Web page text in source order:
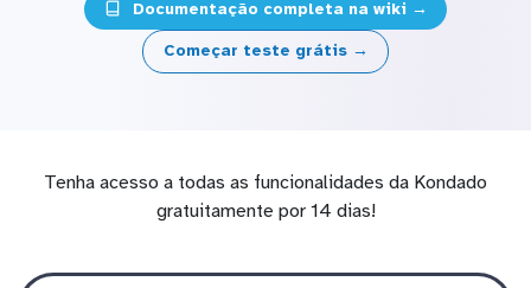
Documentação completa na wiki →
Começar teste grátis →
Tenha acesso a todas as funcionalidades da Kondado
gratuitamente por 14 dias!